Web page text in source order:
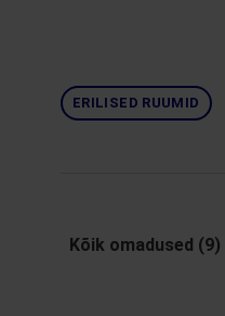
ERILISED RUUMID
Kõik omadused (9)